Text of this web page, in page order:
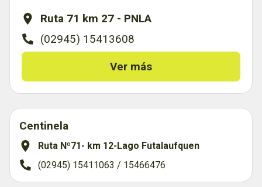
Ruta 71 km 27 - PNLA
(02945) 15413608
Ver más
Centinela
Ruta Nº71- km 12-Lago Futalaufquen
(02945) 15411063 / 15466476